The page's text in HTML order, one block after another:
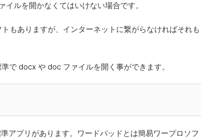
ルを開かなくてはいけない場合です。
もありますが、インターネットに繋がらなければそれも
で docx や doc ファイルを開く事ができます。
アプリがあります。ワードパッドとは簡易ワープロソフ